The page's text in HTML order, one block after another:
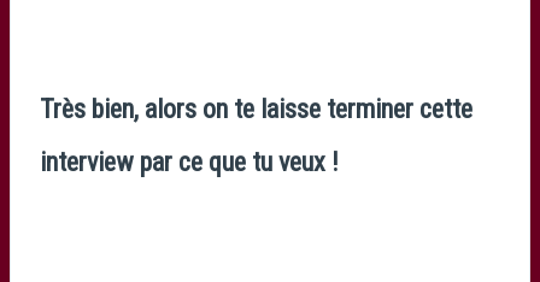
Très bien, alors on te laisse terminer cette
interview par ce que tu veux !